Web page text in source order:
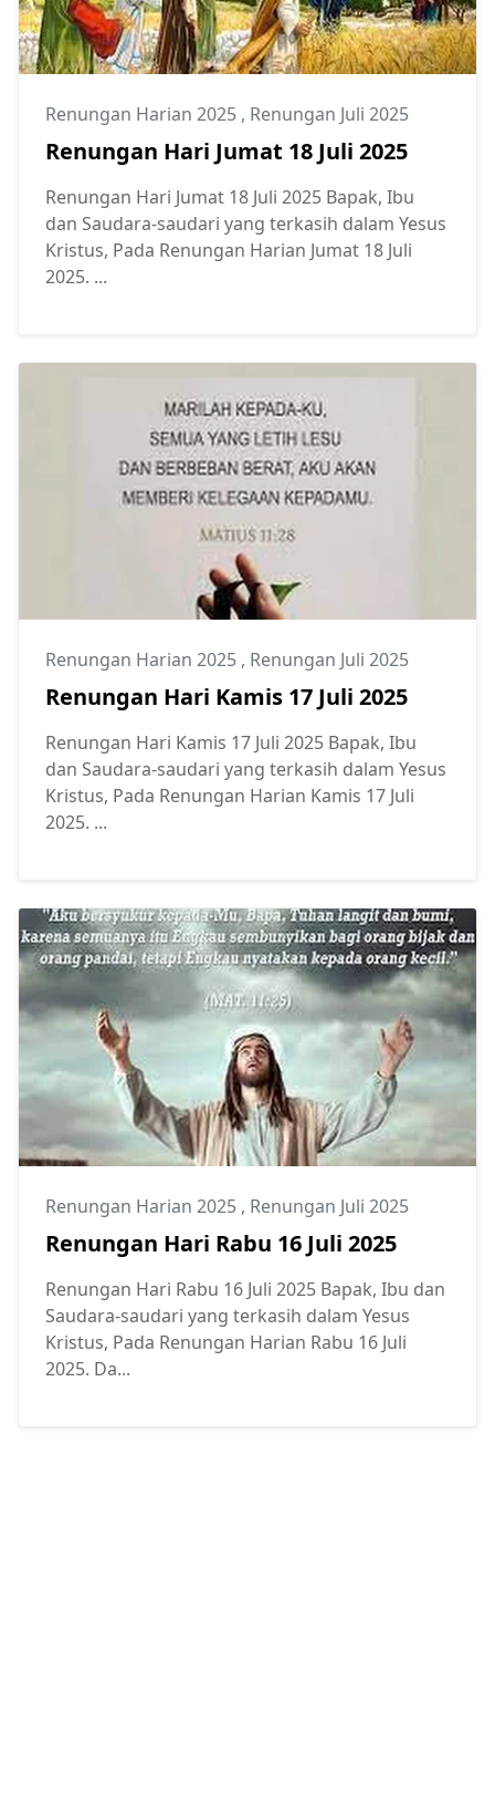
Renungan Harian 2025 , Renungan Juli 2025
Renungan Hari Jumat 18 Juli 2025
Renungan Hari Jumat 18 Juli 2025 Bapak, Ibu
dan Saudara-saudari yang terkasih dalam Yesus
Kristus, Pada Renungan Harian Jumat 18 Juli
2025. ...
Renungan Harian 2025 , Renungan Juli 2025
Renungan Hari Kamis 17 Juli 2025
Renungan Hari Kamis 17 Juli 2025 Bapak, Ibu
dan Saudara-saudari yang terkasih dalam Yesus
Kristus, Pada Renungan Harian Kamis 17 Juli
2025. ...
Renungan Harian 2025 , Renungan Juli 2025
Renungan Hari Rabu 16 Juli 2025
Renungan Hari Rabu 16 Juli 2025 Bapak, Ibu dan
Saudara-saudari yang terkasih dalam Yesus
Kristus, Pada Renungan Harian Rabu 16 Juli
2025. Da...